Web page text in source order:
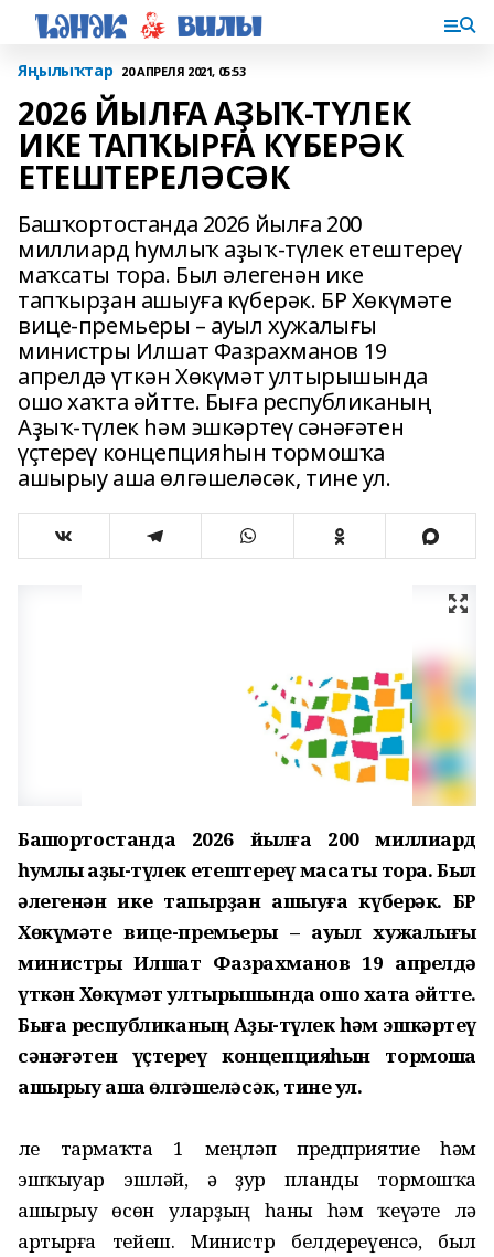
Яңылыҡтар 20 АПРЕЛЯ 2021, 05:53
2026 ЙЫЛҒА АҘЫҠ-ТҮЛЕК
ИКЕ ТАПҠЫРҒА КҮБЕРӘК
ЕТЕШТЕРЕЛӘСӘК
Башҡортостанда 2026 йылға 200
миллиард һумлыҡ аҙыҡ-түлек етештереү
маҡсаты тора. Был әлегенән ике
тапҡырҙан ашыуға күберәк. БР Хөкүмәте
вице-премьеры – ауыл хужалығы
министры Илшат Фазрахманов 19
апрелдә үткән Хөкүмәт ултырышында
ошо хаҡта әйтте. Быға республиканың
Аҙыҡ-түлек һәм эшкәртеү сәнәғәтен
үҫтереү концепцияһын тормошҡа
ашырыу аша өлгәшеләсәк, тине ул.
Башҡортостанда 2026 йылға 200 миллиард
һумлыҡ аҙыҡ-түлек етештереү маҡсаты тора. Был
әлегенән ике тапҡырҙан ашыуға күберәк. БР
Хөкүмәте вице-премьеры – ауыл хужалығы
министры Илшат Фазрахманов 19 апрелдә
үткән Хөкүмәт ултырышында ошо хаҡта әйтте.
Быға республиканың Аҙыҡ-түлек һәм эшкәртеү
сәнәғәтен үҫтереү концепцияһын тормошҡа
ашырыу аша өлгәшеләсәк, тине ул.
Әле тармаҡта 1 меңләп предприятие һәм
эшҡыуар эшләй, ә ҙур планды тормошҡа
ашырыу өсөн уларҙың һаны һәм ҡеүәте лә
артырға тейеш. Министр белдереүенсә, был